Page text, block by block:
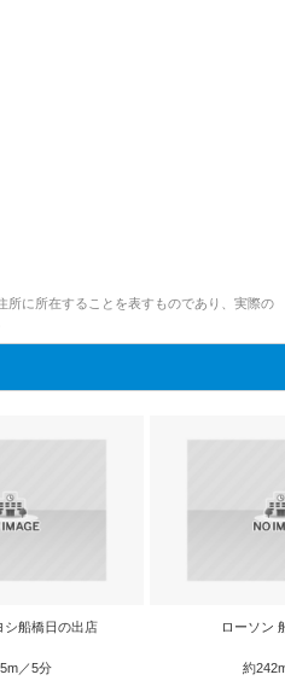
に所在することを表すものであり、実際の
シ船橋日の出店
／5分
ローソン
約